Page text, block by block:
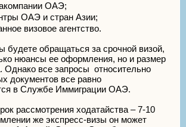
ОАЭ;
ОАЭ и стран Азии;
визовое агентство.
будете обращаться за срочной визой,
нюансы ее оформления, но и размер
Однако все запросы относительно
документов все равно
в Службе Иммиграции ОАЭ.
рассмотрения ходатайства – 7-10
же экспресс-визы он может